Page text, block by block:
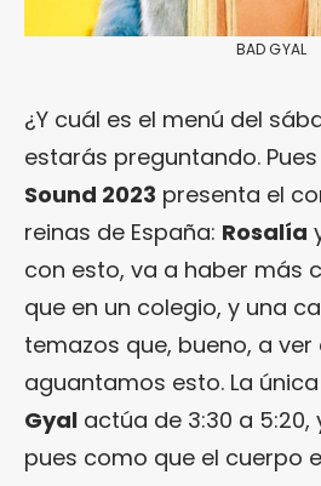
BAD GYAL
¿Y cuál es el menú del
estarás preguntando.
Sound 2023 presenta el
reinas de España: Rosalía
con esto, va a haber más
que en un colegio, y una
temazos que, bueno, a
aguantamos esto. La
Gyal actúa de 3:30 a 5:20,
pues como que el cuerpo